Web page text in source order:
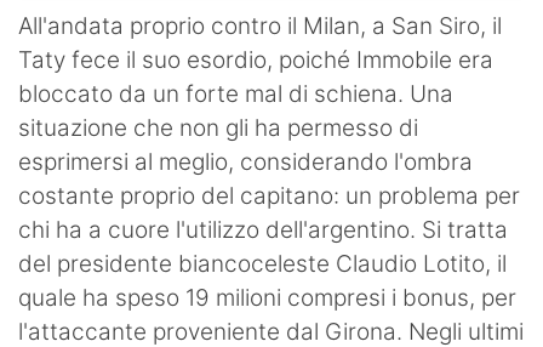
All'andata proprio contro il Milan, a San Siro, il
Taty fece il suo esordio, poiché Immobile era
bloccato da un forte mal di schiena. Una
situazione che non gli ha permesso di
esprimersi al meglio, considerando l'ombra
costante proprio del capitano: un problema per
chi ha a cuore l'utilizzo dell'argentino. Si tratta
del presidente biancoceleste Claudio Lotito, il
quale ha speso 19 milioni compresi i bonus, per
l'attaccante proveniente dal Girona. Negli ultimi